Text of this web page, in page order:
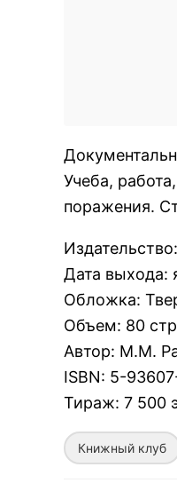
Учеба,
поражения.
Издательство:
Дата выхода:
Обложка:
Объем: 80
Автор: М.М.
ISBN: 5-
Тираж: 7 500
Книжный клуб